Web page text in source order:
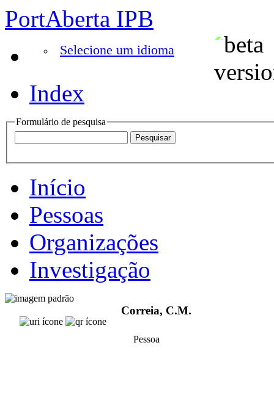
PortAberta IPB
Selecione um idioma
Index
Formulário de pesquisa
Início
Pessoas
Organizações
Investigação
Correia, C.M.
Pessoa